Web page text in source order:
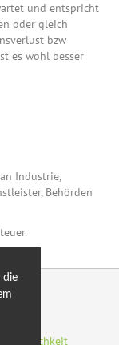
die
und entspricht
oder gleich
bzw
es wohl besser
Industrie,
Behörden